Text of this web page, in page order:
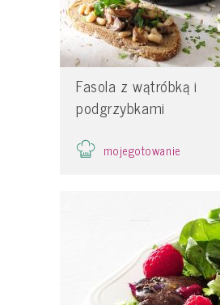
Fasola z wątróbką i
podgrzybkami
mojegotowanie